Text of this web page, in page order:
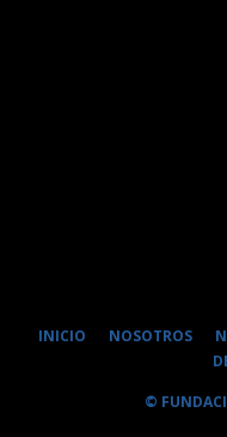
INICIO NOSOTROS
©